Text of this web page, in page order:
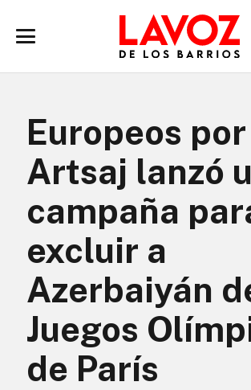
Europeos por
Artsaj lanzó
campaña
excluir a
Azerbaiyán
Juegos
de París